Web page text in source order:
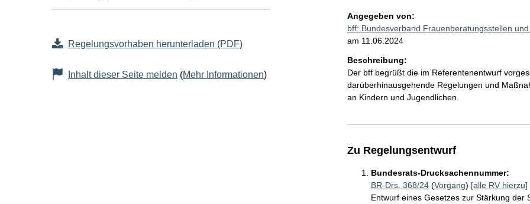
Regelungsvorhaben herunterladen (PDF)
Inhalt dieser Seite melden (Mehr Informationen)
Angegeben von:
bff: Bundesverband Frauenberatungsstellen
am 11.06.2024
Beschreibung:
Der bff begrüßt die im Referentenentwurf
darüberhinausgehende Regelungen und
an Kindern und Jugendlichen.
Zu Regelungsentwurf
Bundesrats-Drucksachennummer:
BR-Drs. 368/24(Vorgang) [alle RV hierzu]
Entwurf eines Gesetzes zur Stärkung